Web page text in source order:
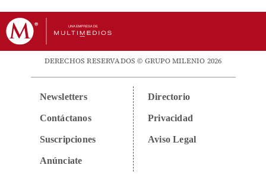
DERECHOS RESERVADOS © GRUPO MILENIO 2026
Newsletters
Contáctanos
Suscripciones
Anúnciate
Directorio
Privacidad
Aviso Legal